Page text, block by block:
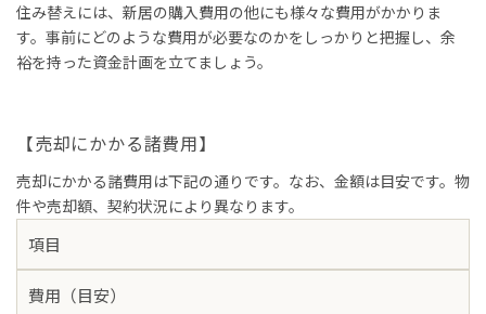
住み替えには、新居の購入費用の他にも様々な費用がかかりま
す。事前にどのような費用が必要なのかをしっかりと把握し、余
裕を持った資金計画を立てましょう。
【売却にかかる諸費用】
売却にかかる諸費用は下記の通りです。なお、金額は目安です。物
件や売却額、契約状況により異なります。
項目
費用（目安）